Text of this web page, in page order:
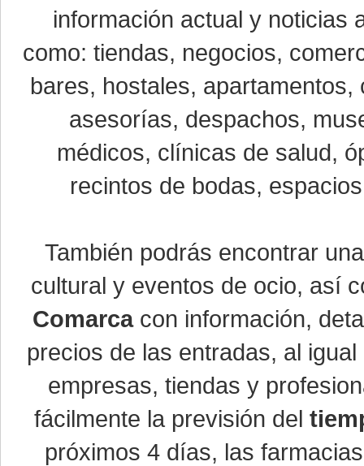
información actual y noticias
como: tiendas, negocios,
bares, hostales,
asesorías, despachos,
médicos, clínicas de salud,
recintos de bodas,
También podrás encontrar
cultural y eventos de ocio, así
Comarcacon información,
precios de las entradas, al
empresas, tiendas y
fácilmente la previsión del
próximos 4 días, las